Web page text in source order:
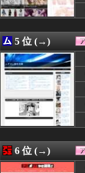
08/08 20:00
08/08 20:00
08/08 19:58
08/08 19:40
08/08 19:35
08/08 19:32
08/08 19:29
08/08 19:05
08/08 19:02
08/08 19:00
08/08 18:37
08/08 18:29
08/08 18:21
5 位 (→)
6 位 (→)